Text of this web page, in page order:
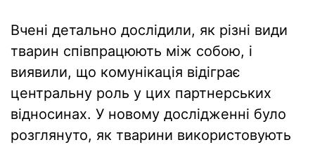
Вчені детально дослідили, як різні види
тварин співпрацюють між собою, і
виявили, що комунікація відіграє
центральну роль у цих партнерських
відносинах. У новому дослідженні було
розглянуто, як тварини використовують